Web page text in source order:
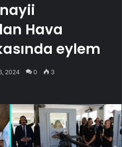
Hava
eylem
2024 0 3